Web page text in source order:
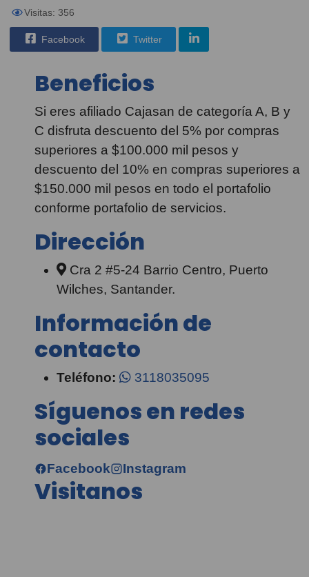
Visitas: 356
Facebook Twitter
Beneficios
Si eres afiliado Cajasan de categoría A, B y
C disfruta descuento del 5% por compras
superiores a $100.000 mil pesos y
descuento del 10% en compras superiores a
$150.000 mil pesos en todo el portafolio
conforme portafolio de servicios.
Dirección
Cra 2 #5-24 Barrio Centro, Puerto
Wilches, Santander.
Información de
contacto
Teléfono: 3118035095
Síguenos en redes
sociales
Facebook Instagram
Visitanos